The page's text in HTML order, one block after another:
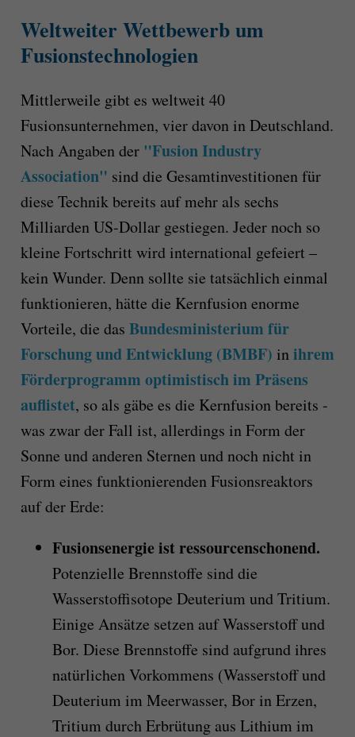
Weltweiter Wettbewerb um
Fusionstechnologien
Mittlerweile gibt es weltweit 40
Fusionsunternehmen, vier davon in Deutschland.
Nach Angaben der "Fusion Industry
Association" sind die Gesamtinvestitionen für
diese Technik bereits auf mehr als sechs
Milliarden US-Dollar gestiegen. Jeder noch so
kleine Fortschritt wird international gefeiert –
kein Wunder. Denn sollte sie tatsächlich einmal
funktionieren, hätte die Kernfusion enorme
Vorteile, die das Bundesministerium für
Forschung und Entwicklung (BMBF) inihrem
Förderprogramm optimistisch im Präsens
auflistet, so als gäbe es die Kernfusion bereits -
was zwar der Fall ist, allerdings in Form der
Sonne und anderen Sternen und noch nicht in
Form eines funktionierenden Fusionsreaktors
auf der Erde:
Fusionsenergie ist ressourcenschonend.
Potenzielle Brennstoffe sind die
Wasserstoffisotope Deuterium und Tritium.
Einige Ansätze setzen auf Wasserstoff und
Bor. Diese Brennstoffe sind aufgrund ihres
natürlichen Vorkommens (Wasserstoff und
Deuterium im Meerwasser, Bor in Erzen,
Tritium durch Erbrütung aus Lithium im